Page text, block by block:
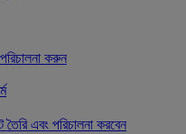
করুন
তৈরি এবং পরিচালনা করবেন